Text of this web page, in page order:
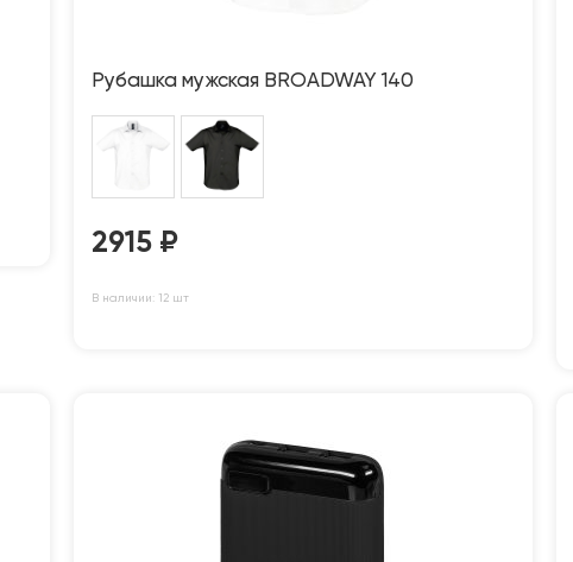
Рубашка мужская BROADWAY 140
2915 ₽
В наличии: 12 шт